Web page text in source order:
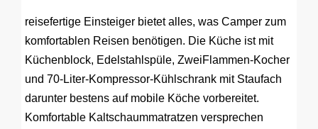
reisefertige Einsteiger bietet alles, was Camper zum
komfortablen Reisen benötigen. Die Küche ist mit
Küchenblock, Edelstahlspüle, ZweiFlammen-Kocher
und 70-Liter-Kompressor-Kühlschrank mit Staufach
darunter bestens auf mobile Köche vorbereitet.
Komfortable Kaltschaummatratzen versprechen